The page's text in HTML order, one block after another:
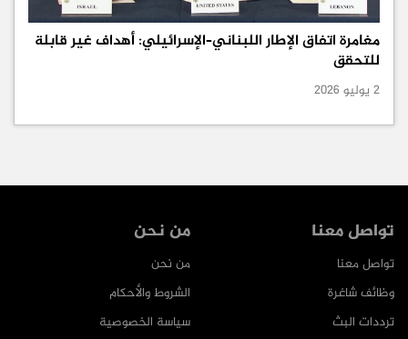
مغامرة اتفاق الإطار اللبناني–الإسرائيلي: أهداف غير قابلة
للتحقق
2 يوليو 2026
من نحن
من نحن
الشروط والأحكام
سياسة الخصوصية
تواصل معنا
تواصل معنا
وظائف شاغرة
ترددات البث